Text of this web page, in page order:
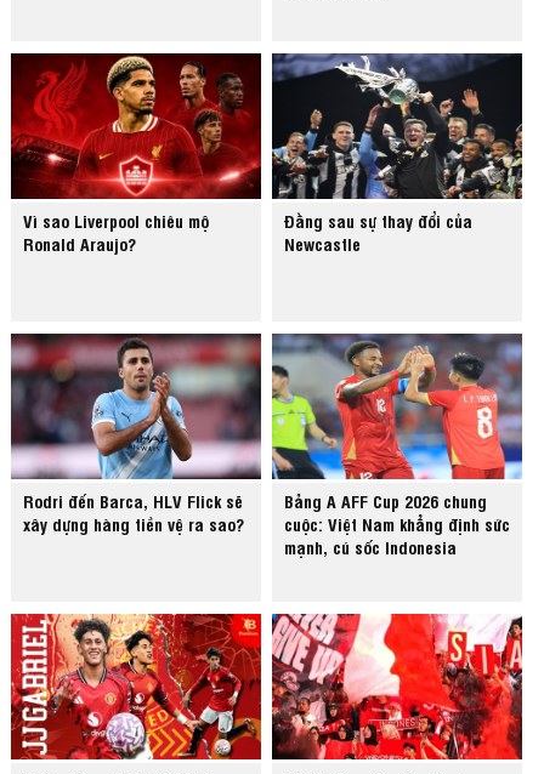
Vì sao Liverpool chiêu mộ
Ronald Araujo?
Đằng sau sự thay đổi của
Newcastle
Rodri đến Barca, HLV Flick sẽ
xây dựng hàng tiền vệ ra sao?
Bảng A AFF Cup 2026 chung
cuộc: Việt Nam khẳng định sức
mạnh, cú sốc Indonesia